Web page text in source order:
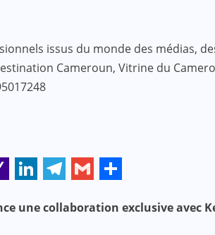
issus du monde des médias,
Cameroun, Vitrine du
une collaboration exclusive avec